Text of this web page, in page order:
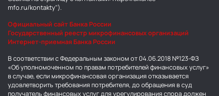
mfo.ru/kontakty").
Официальный сайт Банка России
Государственный реестр микрофинансовых организаций
Интернет-приемная Банка России
В соответствии с Федеральным законом от 04.06.2018 №123-ФЗ
«Об уполномоченном по правам потребителей финансовых услуг»
в случае, если микрофинансовая организация отказывается
удовлетворить требования потребителя, до обращения в суд
получатель финансовых услуг для урегулирования спора должен